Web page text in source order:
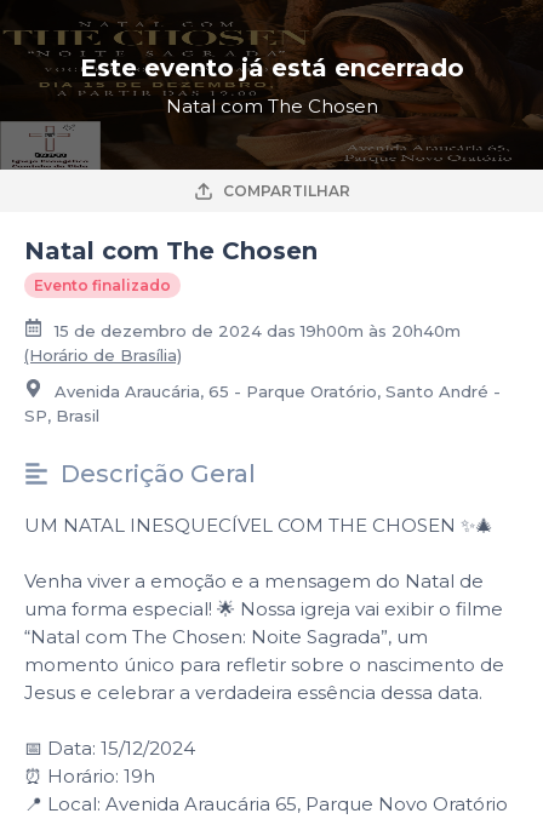
Este evento já está encerrado
Natal com The Chosen
COMPARTILHAR
Natal com The Chosen
Evento finalizado
15 de dezembro de 2024 das 19h00m às 20h40m
(Horário de Brasília)
Avenida Araucária, 65 - Parque Oratório, Santo André -
SP, Brasil
Descrição Geral
UM NATAL INESQUECÍVEL COM THE CHOSEN ✨🎄
Venha viver a emoção e a mensagem do Natal de
uma forma especial! 🌟 Nossa igreja vai exibir o filme
“Natal com The Chosen: Noite Sagrada”, um
momento único para refletir sobre o nascimento de
Jesus e celebrar a verdadeira essência dessa data.
📅 Data: 15/12/2024
⏰ Horário: 19h
📍 Local: Avenida Araucária 65, Parque Novo Oratório